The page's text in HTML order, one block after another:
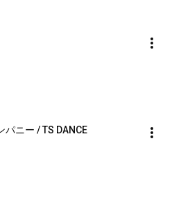
ニー / TS DANCE